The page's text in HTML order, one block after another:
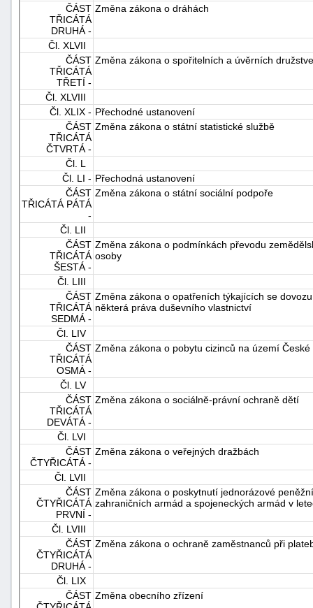
ČÁST
TŘICÁTÁ
DRUHÁ -
Změna zákona o dráhách
Čl. XLVII
ČÁST
TŘICÁTÁ
TŘETÍ -
Změna zákona o spořitelních a úvěrních
Čl. XLVIII
Čl. XLIX - Přechodné ustanovení
ČÁST
TŘICÁTÁ
ČTVRTÁ -
Změna zákona o státní statistické službě
Čl. L
Čl. LI - Přechodná ustanovení
ČÁST
TŘICÁTÁ PÁTÁ
-
Změna zákona o státní sociální podpoře
Čl. LII
ČÁST
TŘICÁTÁ
ŠESTÁ -
Změna zákona o podmínkách převodu
osoby
Čl. LIII
ČÁST
TŘICÁTÁ
SEDMÁ -
Změna zákona o opatřeních týkajících se
některá práva duševního vlastnictví
Čl. LIV
ČÁST
TŘICÁTÁ
OSMÁ -
Změna zákona o pobytu cizinců na území České
Čl. LV
ČÁST
TŘICÁTÁ
DEVÁTÁ -
Změna zákona o sociálně-právní ochraně dětí
Čl. LVI
ČÁST
ČTYŘICÁTÁ -
Změna zákona o veřejných dražbách
Čl. LVII
ČÁST
ČTYŘICÁTÁ
PRVNÍ -
Změna zákona o poskytnutí jednorázové
zahraničních armád a spojeneckých armád v
Čl. LVIII
ČÁST
ČTYŘICÁTÁ
DRUHÁ -
Změna zákona o ochraně zaměstnanců při
Čl. LIX
ČÁST Změna obecního zřízení